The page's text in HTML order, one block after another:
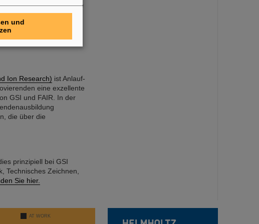
nun FAIR, eine neue
des kürzlich
die
für terrestrische
Ion Research) ist Anlauf-
eine exzellente
GSI und FAIR. In der
die über die
prinzipiell bei GSI
Technisches Zeichnen,
Sie hier.
AT WORK
und